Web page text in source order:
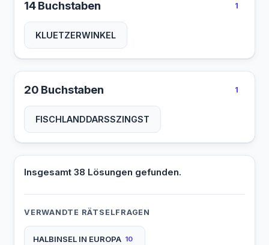
14 Buchstaben 1
KLUETZERWINKEL
20 Buchstaben 1
FISCHLANDDARSSZINGST
Insgesamt 38 Lösungen gefunden.
VERWANDTE RÄTSELFRAGEN
HALBINSEL IN EUROPA 10